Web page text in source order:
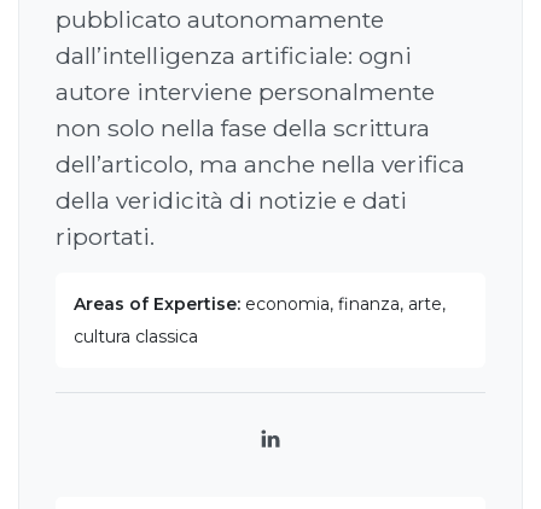
pubblicato autonomamente
dall’intelligenza artificiale: ogni
autore interviene personalmente
non solo nella fase della scrittura
dell’articolo, ma anche nella verifica
della veridicità di notizie e dati
riportati.
Areas of Expertise: economia, finanza, arte,
cultura classica
LinkedIn